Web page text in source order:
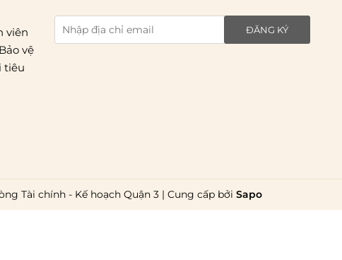
Vietelpost/ Giaohangtietkiem và 1 số đối tác vận
chuyển khác
viên
vệ
tiêu
ĐĂNG KÝ
Tài chính - Kế hoạch Quận 3 | Cung cấp bởi Sapo